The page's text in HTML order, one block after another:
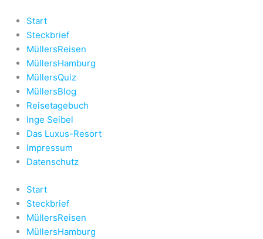
Inhalt
springen
Start
Steckbrief
MüllersReisen
MüllersHamburg
MüllersQuiz
MüllersBlog
Reisetagebuch
Inge Seibel
Das Luxus-Resort
Impressum
Datenschutz
Start
Steckbrief
MüllersReisen
MüllersHamburg